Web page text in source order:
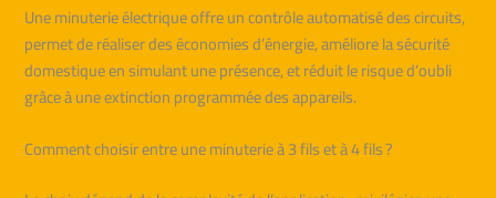
Une minuterie électrique offre un contrôle automatisé des circuits,
permet de réaliser des économies d’énergie, améliore la sécurité
domestique en simulant une présence, et réduit le risque d’oubli
grâce à une extinction programmée des appareils.
Comment choisir entre une minuterie à 3 fils et à 4 fils ?